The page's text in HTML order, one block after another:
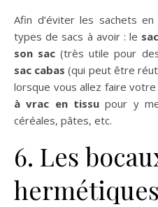
Afin d’éviter les sachets
types de sacs à avoir : le
son sac (très utile pour
sac cabas (qui peut être
lorsque vous allez faire
à vrac en tissupour y
céréales, pâtes, etc.
6. Les
hermétiques